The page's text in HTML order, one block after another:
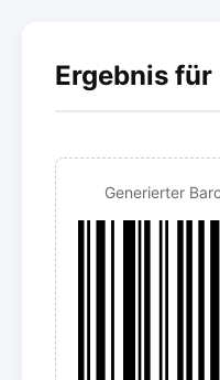
Ergebnis für
Generierter